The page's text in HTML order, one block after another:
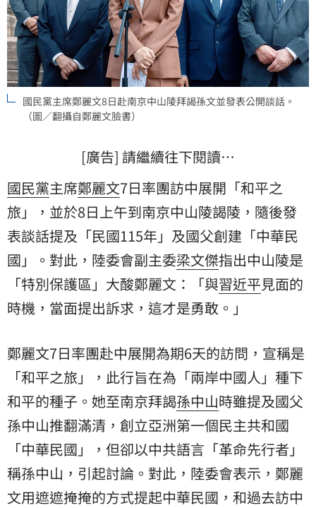
國民黨主席鄭麗文8日赴南京中山陵拜謁孫文並發表公開談話。
（圖／翻攝自鄭麗文臉書）
[廣告] 請繼續往下閱讀…
國民黨主席鄭麗文7日率團訪中展開「和平之
旅」，並於8日上午到南京中山陵謁陵，隨後發
表談話提及「民國115年」及國父創建「中華民
國 」。對此，陸委會副主委梁文傑指出中山陵是
「特別保護區」大酸鄭麗文：「與習近平見面的
時機，當面提出訴求，這才是勇敢。」
鄭麗文7日率團赴中展開為期6天的訪問，宣稱是
「和平之旅」，此行旨在為「兩岸中國人」種下
和平的種子。她至南京拜謁孫中山時雖提及國父
孫中山推翻滿清，創立亞洲第一個民主共和國
「中華民國」，但卻以中共語言「革命先行者」
稱孫中山，引起討論。對此，陸委會表示，鄭麗
文用遮遮掩掩的方式提起中華民國，和過去訪中